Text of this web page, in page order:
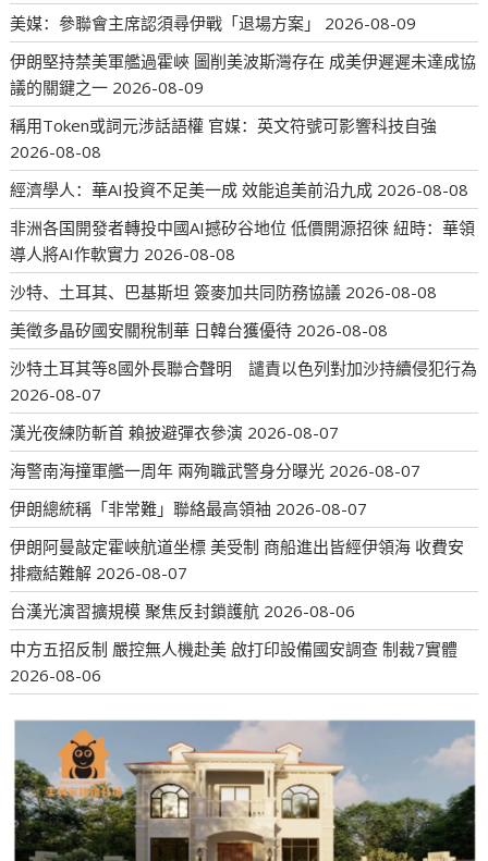
美媒：參聯會主席認須尋伊戰「退場方案」
2026-08-09
伊朗堅持禁美軍艦過霍峽 圖削美波斯灣存在 成美伊遲遲未達成協
議的關鍵之一 2026-08-09
稱用Token或詞元涉話語權 官媒：英文符號可影響科技自強
2026-08-08
經濟學人：華AI投資不足美一成 效能追美前沿九成 2026-08-08
非洲各国開發者轉投中國AI撼矽谷地位 低價開源招徠 紐時：華領
導人將AI作軟實力 2026-08-08
沙特、土耳其、巴基斯坦 簽麥加共同防務協議 2026-08-08
美徵多晶矽國安關稅制華 日韓台獲優待 2026-08-08
沙特土耳其等8國外長聯合聲明 譴責以色列對加沙持續侵犯行為
2026-08-07
漢光夜練防斬首 賴披避彈衣參演 2026-08-07
海警南海撞軍艦一周年 兩殉職武警身分曝光 2026-08-07
伊朗總統稱「非常難」聯絡最高領袖 2026-08-07
伊朗阿曼敲定霍峽航道坐標 美受制 商船進出皆經伊領海 收費安
排癥結難解 2026-08-07
台漢光演習擴規模 聚焦反封鎖護航 2026-08-06
中方五招反制 嚴控無人機赴美 啟打印設備國安調查 制裁7實體
2026-08-06